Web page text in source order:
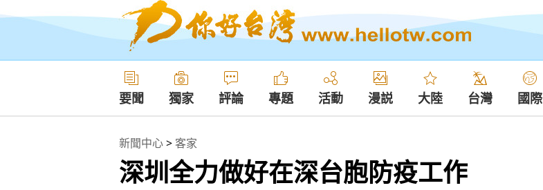
要聞 獨家 評論 專題 活動 漫説 大陸 台灣 國際
新聞中心> 客家
深圳全力做好在深台胞防疫工作